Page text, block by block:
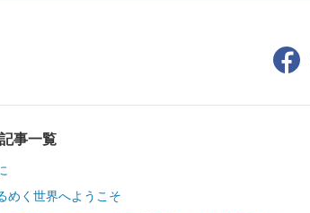
事一覧
めく世界へようこそ